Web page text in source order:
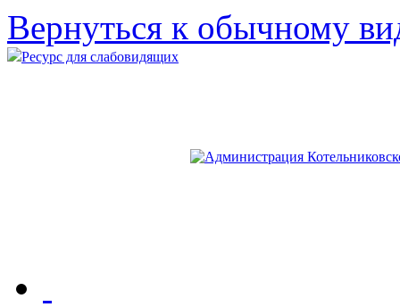
Вернуться к обычному
Ресурс для слабовидящих